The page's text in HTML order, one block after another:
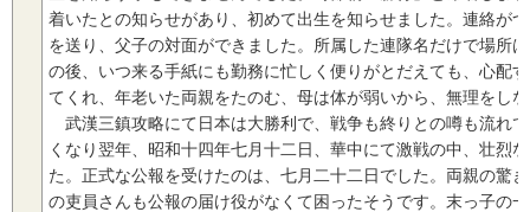
着いたとの知らせがあり、初めて出生を知らせました。連絡が
を送り、父子の対面ができました。所属した連隊名だけで場所
の後、いつ来る手紙にも勤務に忙しく便りがとだえても、心配
てくれ、年老いた両親をたのむ、母は体が弱いから、無理をし
武漢三鎮攻略にて日本は大勝利で、戦争も終りとの噂も流れ
くなり翌年、昭和十四年七月十二日、華中にて激戦の中、壮烈
た。正式な公報を受けたのは、七月二十二日でした。両親の驚
の吏員さんも公報の届け役がなくて困ったそうです。末っ子の